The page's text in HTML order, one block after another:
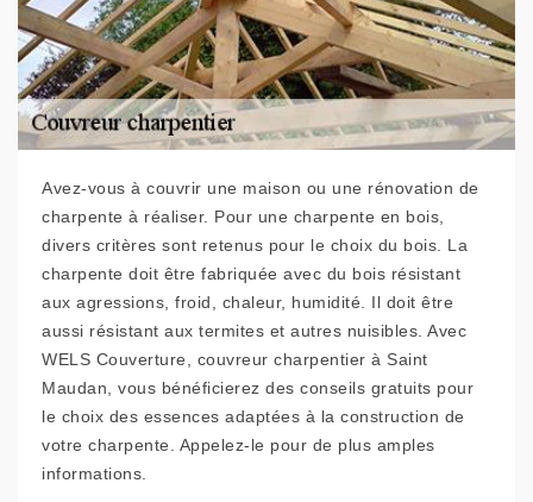
Avez-vous à couvrir une maison ou une rénovation de
charpente à réaliser. Pour une charpente en bois,
divers critères sont retenus pour le choix du bois. La
charpente doit être fabriquée avec du bois résistant
aux agressions, froid, chaleur, humidité. Il doit être
aussi résistant aux termites et autres nuisibles. Avec
WELS Couverture, couvreur charpentier à Saint
Maudan, vous bénéficierez des conseils gratuits pour
le choix des essences adaptées à la construction de
votre charpente. Appelez-le pour de plus amples
informations.